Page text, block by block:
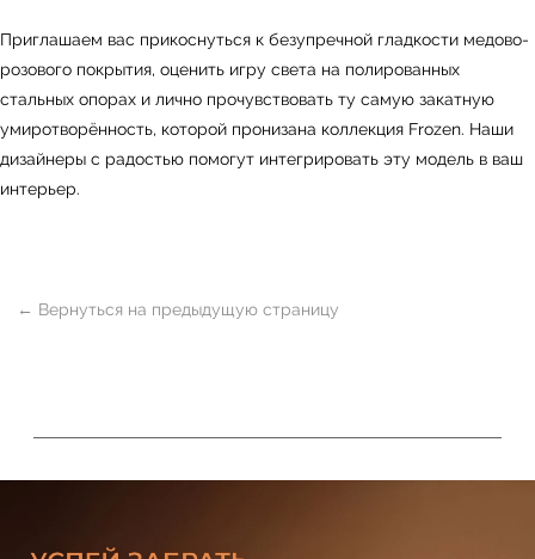
Приглашаем вас прикоснуться к безупречной гладкости медово-
розового покрытия, оценить игру света на полированных
стальных опорах и лично прочувствовать ту самую закатную
умиротворённость, которой пронизана коллекция Frozen. Наши
дизайнеры с радостью помогут интегрировать эту модель в ваш
интерьер.